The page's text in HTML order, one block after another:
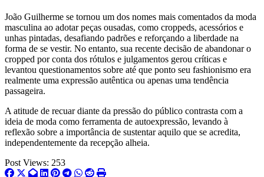
João Guilherme se tornou um dos nomes mais comentados da moda
masculina ao adotar peças ousadas, como croppeds, acessórios e
unhas pintadas, desafiando padrões e reforçando a liberdade na
forma de se vestir. No entanto, sua recente decisão de abandonar o
cropped por conta dos rótulos e julgamentos gerou críticas e
levantou questionamentos sobre até que ponto seu fashionismo era
realmente uma expressão autêntica ou apenas uma tendência
passageira.
A atitude de recuar diante da pressão do público contrasta com a
ideia de moda como ferramenta de autoexpressão, levando à
reflexão sobre a importância de sustentar aquilo que se acredita,
independentemente da recepção alheia.
Post Views: 253